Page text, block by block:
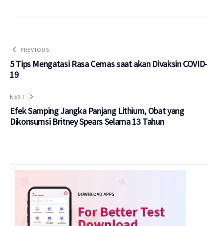
PREVIOUS
5 Tips Mengatasi Rasa Cemas saat akan Divaksin COVID-
19
NEXT
Efek Samping Jangka Panjang Lithium, Obat yang
Dikonsumsi Britney Spears Selama 13 Tahun